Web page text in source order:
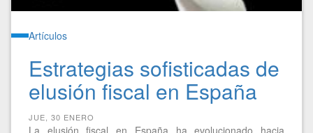
Artículos
Estrategias sofisticadas de
elusión fiscal en España
JUE, 30 ENERO